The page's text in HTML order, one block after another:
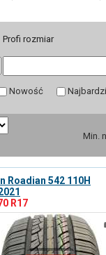
Profi rozmiar
Nowość
Min.
Roadian 542 110H
R17